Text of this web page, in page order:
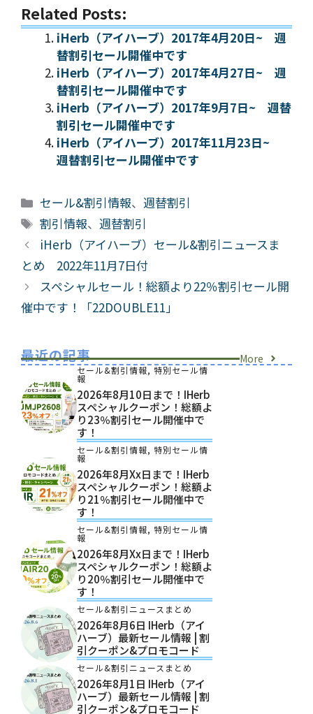
Related Posts:
iHerb（アイハーブ）2017年4月20日~ 週
替割引セール開催中です
iHerb（アイハーブ）2017年4月27日~ 週
替割引セール開催中です
iHerb（アイハーブ）2017年9月7日~ 週替
割引セール開催中です
iHerb（アイハーブ）2017年11月23日~
週替割引セール開催中です
カ
テ
ゴ
リ
ー
セール&割引情報、週替割引
タ
グ
割引情報、週替割引
iHerb（アイハーブ）セール&割引ニュースま
とめ 2022年11月7日付
スペシャルセール！総額より22％割引セール開
催中です！「22DOUBLE11」
最近の記事 More
セール&割引情報, 特別セール情
報
2026年8月10日まで！iHerb
スペシャルクーポン！総額よ
り23％割引セール開催中で
す！
セール&割引情報, 特別セール情
報
2026年8月xx日まで！iHerb
スペシャルクーポン！総額よ
り21％割引セール開催中で
す！
セール&割引情報, 特別セール情
報
2026年8月xx日まで！iHerb
スペシャルクーポン！総額よ
り20％割引セール開催中で
す！
セール&割引ニュースまとめ
2026年8月6日 IHerb（アイ
ハーブ）最新セール情報 | 割
引クーポン&プロモコード
セール&割引ニュースまとめ
2026年8月1日 IHerb（アイ
ハーブ）最新セール情報 | 割
引クーポン&プロモコード